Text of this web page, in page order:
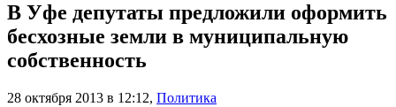
В Уфе депутаты предложили оформить
бесхозные земли в муниципальную
собственность
28 октября 2013 в 12:12, Политика